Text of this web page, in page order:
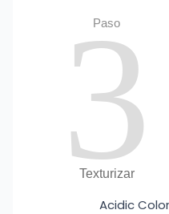
Paso
3
Texturizar
Acidic